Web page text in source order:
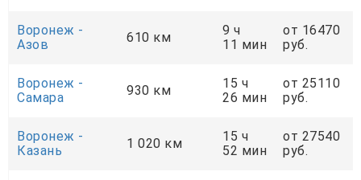
Воронеж -
Азов
610 км
9 ч
11 мин
от 16470
руб.
Воронеж -
Самара
930 км
15 ч
26 мин
от 25110
руб.
Воронеж -
Казань
1 020 км
15 ч
52 мин
от 27540
руб.